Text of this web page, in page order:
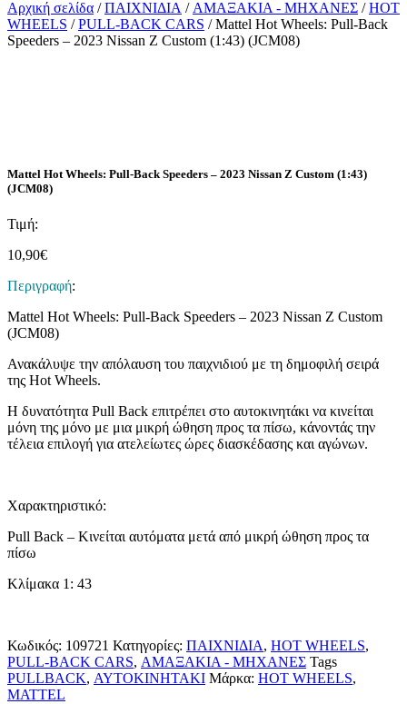
Αρχική σελίδα /ΠΑΙΧΝΙΔΙΑ / ΑΜΑΞΑΚΙΑ - ΜΗΧΑΝΕΣ /HOT
WHEELS /PULL-BACK CARS / Mattel Hot Wheels: Pull-Back
Speeders – 2023 Nissan Z Custom (1:43) (JCM08)
Mattel Hot Wheels: Pull-Back Speeders – 2023 Nissan Z Custom (1:43)
(JCM08)
Τιμή:
10,90€
Περιγραφή:
Mattel Hot Wheels: Pull-Back Speeders – 2023 Nissan Z Custom
(JCM08)
Ανακάλυψε την απόλαυση του παιχνιδιού με τη δημοφιλή σειρά
της Hot Wheels.
Η δυνατότητα Pull Back επιτρέπει στο αυτοκινητάκι να κινείται
μόνη της μόνο με μια μικρή ώθηση προς τα πίσω, κάνοντάς την
τέλεια επιλογή για ατελείωτες ώρες διασκέδασης και αγώνων.
Χαρακτηριστικό:
Pull Back – Κινείται αυτόματα μετά από μικρή ώθηση προς τα
πίσω
Kλίμακα 1: 43
Κωδικός: 109721 Κατηγορίες: ΠΑΙΧΝΙΔΙΑ, HOT WHEELS,
PULL-BACK CARS, ΑΜΑΞΑΚΙΑ - ΜΗΧΑΝΕΣ Tags
PULLBACK, ΑΥΤΟΚΙΝΗΤΑΚΙ Μάρκα: HOT WHEELS,
MATTEL